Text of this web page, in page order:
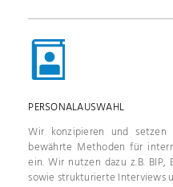
PERSONAL­AUSWAHL
Wir konzipieren und setzen
bewährte Methoden für
ein. Wir nutzen dazu z.B. BIP,
sowie strukturierte Inter­views